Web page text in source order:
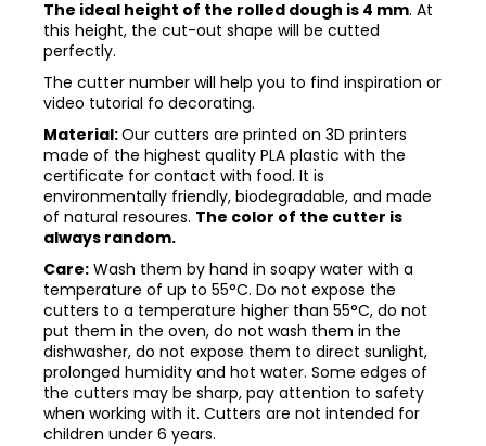
The ideal height of the rolled dough is 4 mm. At
this height, the cut-out shape will be cutted
perfectly.
The cutter number will help you to find inspiration or
video tutorial fo decorating.
Material:Our cutters are printed on 3D printers
made of the highest quality PLA plastic with the
certificate for contact with food. It is
environmentally friendly, biodegradable, and made
of natural resoures. The color of the cutter is
always random.
Care: Wash them by hand in soapy water with a
temperature of up to 55°C. Do not expose the
cutters to a temperature higher than 55°C, do not
put them in the oven, do not wash them in the
dishwasher, do not expose them to direct sunlight,
prolonged humidity and hot water. Some edges of
the cutters may be sharp, pay attention to safety
when working with it. Cutters are not intended for
children under 6 years.